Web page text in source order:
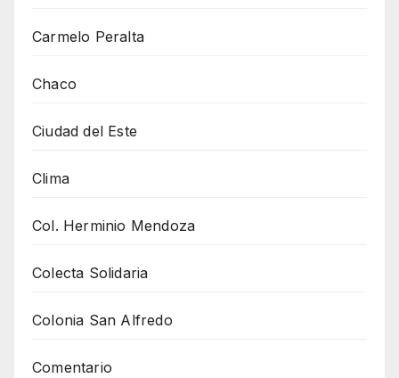
Carmelo Peralta
Chaco
Ciudad del Este
Clima
Col. Herminio Mendoza
Colecta Solidaria
Colonia San Alfredo
Comentario